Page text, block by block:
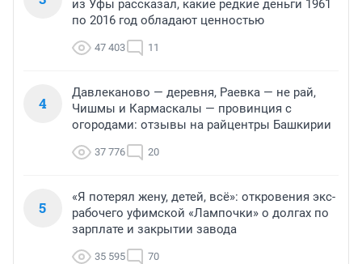
из Уфы рассказал, какие редкие деньги 1961
по 2016 год обладают ценностью
47 403 11
4
Давлеканово — деревня, Раевка — не рай,
Чишмы и Кармаскалы — провинция с
огородами: отзывы на райцентры Башкирии
37 776 20
5
«Я потерял жену, детей, всё»: откровения экс-
рабочего уфимской «Лампочки» о долгах по
зарплате и закрытии завода
35 595 70